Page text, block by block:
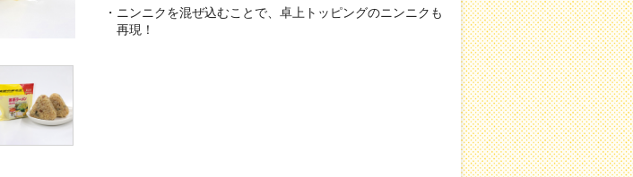
・ニンニクを混ぜ込むことで、卓上トッピングのニンニクも
再現！